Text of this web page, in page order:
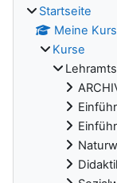
Startseite
Meine
Kurse